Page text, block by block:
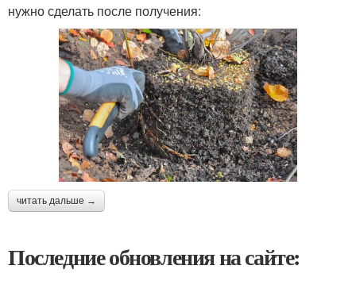
нужно сделать после получения:
читать дальше →
Последние обновления на сайте: